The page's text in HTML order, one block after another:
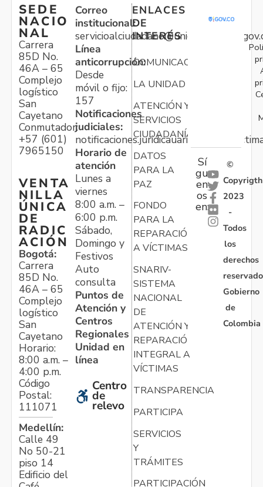
SEDE
NACIO
NAL
Carrera
85D No.
46A – 65
Complejo
logístico
San
Cayetano
Conmutador:
+57 (601)
7965150
VENTA
NILLA
ÚNICA
DE
RADIC
ACIÓN
Bogotá:
Carrera
85D No.
46A – 65
Complejo
logístico
San
Cayetano
Horario:
8:00 a.m. –
4:00 p.m.
Código
Postal:
111071
Medellín:
Calle 49
No 50-21
piso 14
Edificio del
Correo
institucional:
Línea
anticorrupción:
Desde
móvil o fijo:
157
Notificaciones
judiciales:
Horario de
atención
Lunes a
viernes
8:00 a.m. –
6:00 p.m.
Sábado,
Domingo y
Festivos
Auto
consulta
Puntos de
Atención y
Centros
Regionales
Unidad en
línea
Centro
de
relevo
ENLACES
DE
INTERÉS
COMUNICACIONES
LA UNIDAD
ATENCIÓN Y
SERVICIOS
CIUDADANÍA
DATOS
PARA LA
PAZ
FONDO
PARA LA
REPARACIÓN
A VÍCTIMAS
SNARIV-
SISTEMA
NACIONAL
DE
ATENCIÓN Y
REPARACIÓN
INTEGRAL A
VÍCTIMAS
TRANSPARENCIA
PARTICIPA
SERVICIOS
Y
TRÁMITES
PARTICIPACIÓN
Sí
gu
en
os
en:
©
Copyrigth
2023
-
Todos
los
derechos
Gobierno
de
Colombia